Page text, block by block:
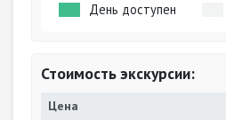
День доступен
Стоимость экскурсии:
Цена